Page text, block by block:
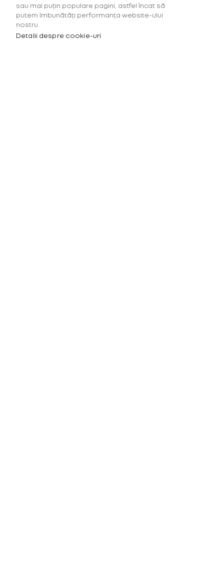
sau mai puțin populare pagini, astfel încat să
putem îmbunătăți performanța website-ului
nostru.
Detalii despre cookie-uri